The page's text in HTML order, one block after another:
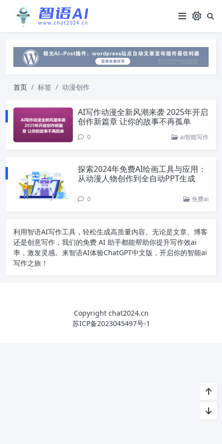
首页 标签 动漫创作
AI写作动漫全新风潮来袭 2025年开启
创作新篇章 让你的故事不再孤单
0 ai智能写作
探索2024年免费AI绘画工具与应用：
从动漫人物创作到全自动PPT生成
0 免费ai
利用智语AI写作工具，轻松生成高质量内容。无论是文章、博客
还是创意写作，我们的免费 AI 助手都能帮助你提升写作效ai
率，激发灵感。来智语AI体验ChatGPT中文版 ，开启你的智能ai
写作之旅！
Copyright chat2024.cn
苏ICP备2023045497号-1